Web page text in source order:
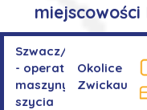
miejscowości
Szwacz/Szwaczka
- operator
maszyny do
szycia
Okolice
Zwickau